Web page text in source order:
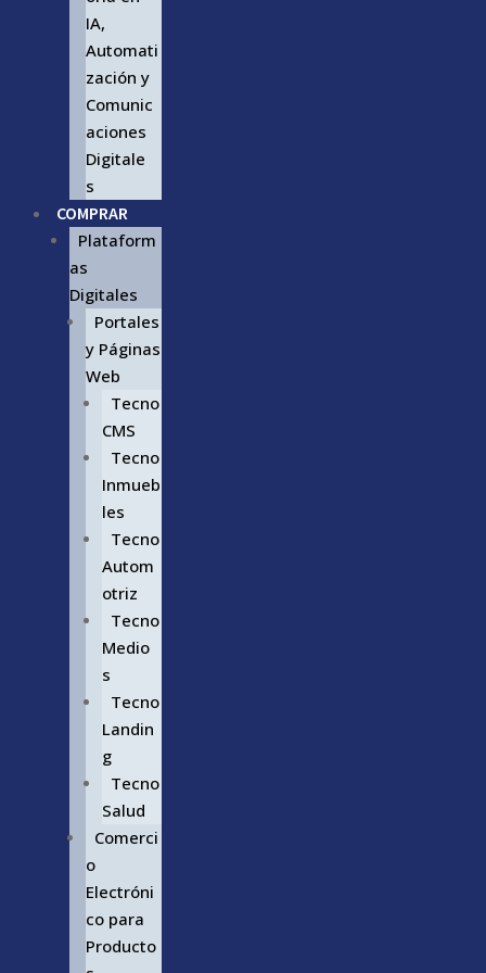
IA,
Automati
zación y
Comunic
aciones
Digitale
s
COMPRAR
Plataform
as
Digitales
Portales
y Páginas
Web
Tecno
CMS
Tecno
Inmueb
les
Tecno
Autom
otriz
Tecno
Medio
s
Tecno
Landin
g
Tecno
Salud
Comerci
o
Electróni
co para
Producto